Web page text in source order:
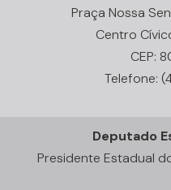
Praça Nossa
Centro
CEP:
Telefone:
Deputado
Presidente Estadual